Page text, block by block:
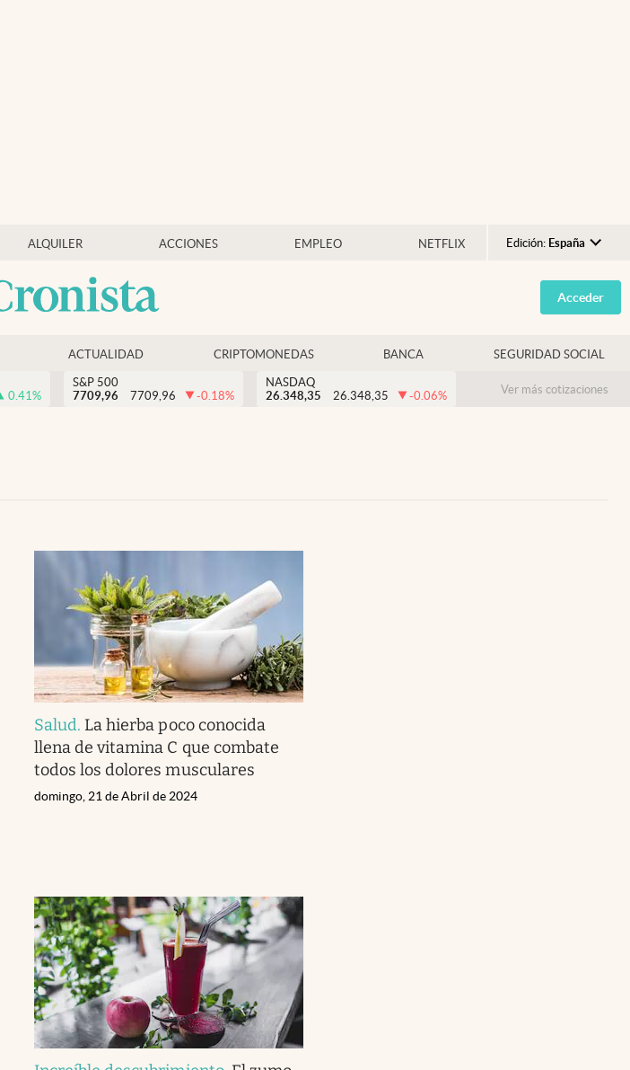
ALQUILER ACCIONES EMPLEO NETFLIX Edición: España
Argentina
España
USA
Colombia
Acceder
ACTUALIDAD CRIPTOMONEDAS BANCA SEGURIDAD SOCIAL
0.41%
S&P 500
7709,96
7709,96 -0.18%
NASDAQ
26.348,35
26.348,35 -0.06% Ver más cotizaciones
Salud. La hierba poco conocida
llena de vitamina C que combate
todos los dolores musculares
domingo, 21 de Abril de 2024